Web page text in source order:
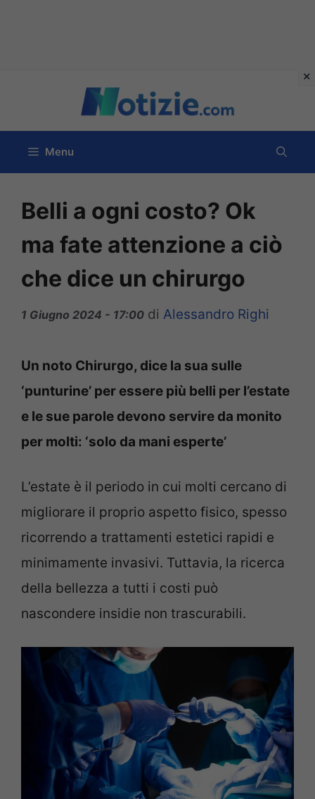
contenuto
Menu
Belli a ogni costo? Ok
ma fate attenzione a ciò
che dice un chirurgo
1 Giugno 2024 - 17:00 di Alessandro Righi
Un noto Chirurgo, dice la sua sulle
‘punturine’ per essere più belli per l’estate
e le sue parole devono servire da monito
per molti: ‘solo da mani esperte’
L’estate è il periodo in cui molti cercano di
migliorare il proprio aspetto fisico, spesso
ricorrendo a trattamenti estetici rapidi e
minimamente invasivi. Tuttavia, la ricerca
della bellezza a tutti i costi può
nascondere insidie non trascurabili.